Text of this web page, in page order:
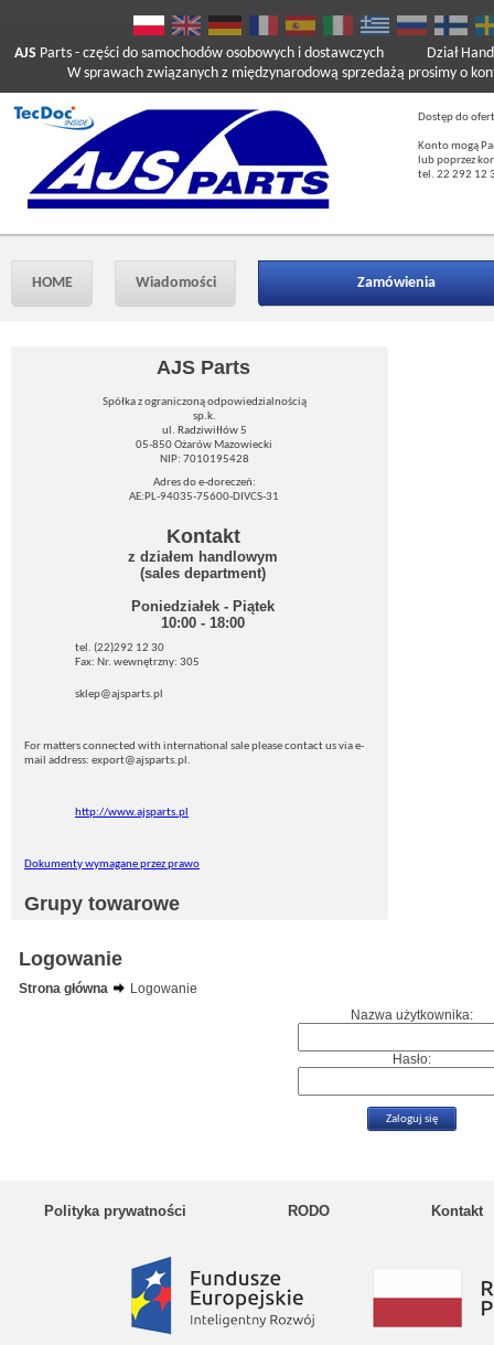
AJS Parts - części do samochodów osobowych i dostawczych
W sprawach związanych z międzynarodową sprzedażą prosimy o
Dział
Dostęp do
Konto mogą
lub poprzez
tel. 22 292 12
HOME Wiadomości Zamówienia
AJS Parts
Spółka z ograniczoną odpowiedzialnością
sp.k.
ul. Radziwiłłów 5
05-850 Ożarów Mazowiecki
NIP: 7010195428
Adres do e-doreczeń:
AE:PL-94035-75600-DIVCS-31
Kontakt
z działem handlowym
(sales department)
Poniedziałek - Piątek
10:00 - 18:00
tel. (22)292 12 30
Fax: Nr. wewnętrzny: 305
sklep@ajsparts.pl
For matters connected with international sale please contact us via e-
mail address: export@ajsparts.pl.
http://www.ajsparts.pl
Dokumenty wymagane przez prawo
Grupy towarowe
Logowanie
Strona główna
Logowanie
Nazwa użytkownika:
Hasło:
Polityka prywatności RODO Kontakt